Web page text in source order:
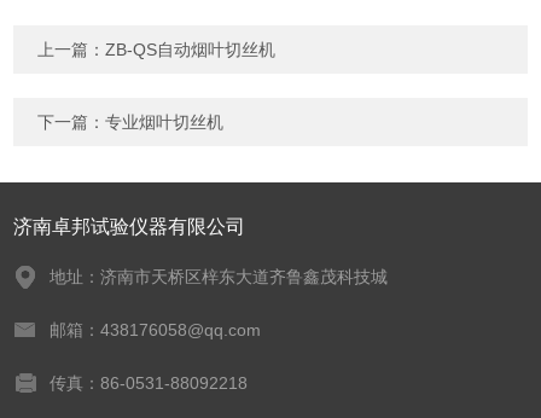
上一篇：ZB-QS自动烟叶切丝机
下一篇：专业烟叶切丝机
济南卓邦试验仪器有限公司
地址：济南市天桥区梓东大道齐鲁鑫茂科技城
邮箱：438176058@qq.com
传真：86-0531-88092218